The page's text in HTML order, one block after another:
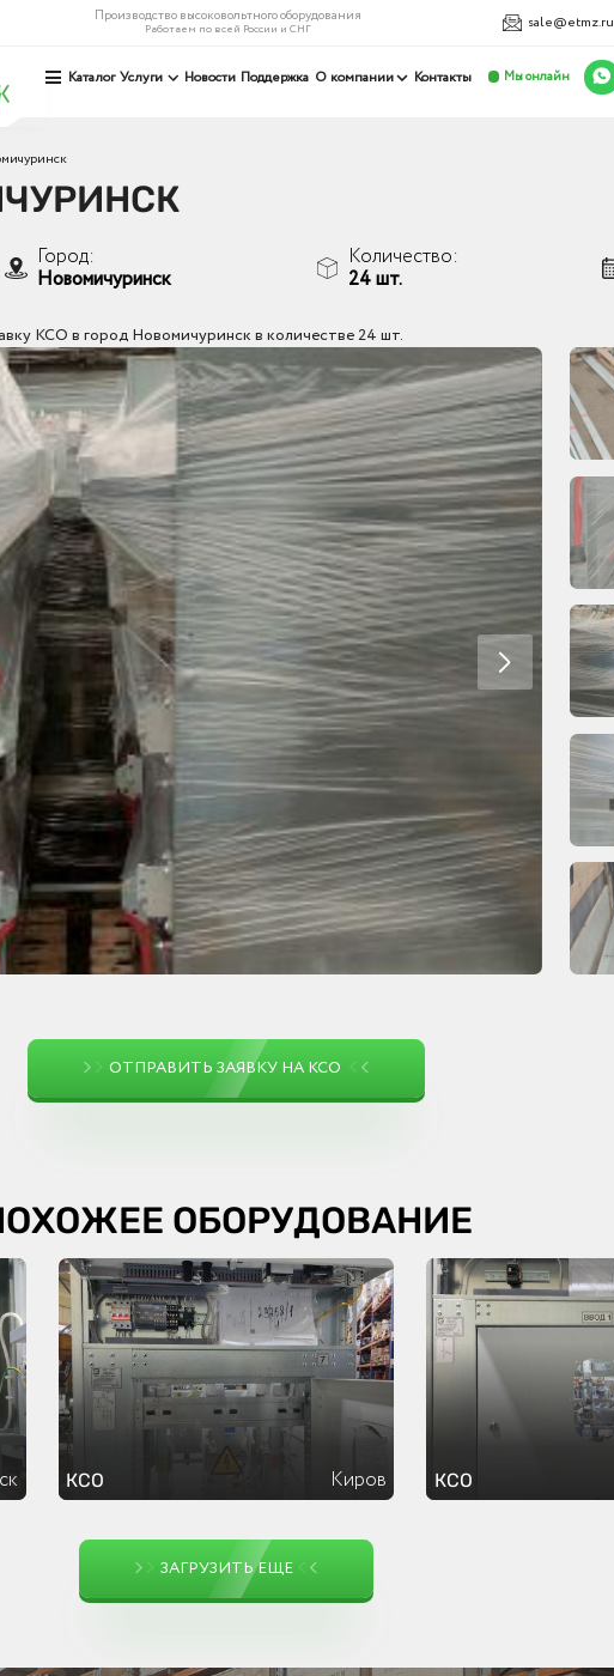
Производство высоковольтного оборудования
Работаем по всей России и СНГ sale@etmz.ru
Каталог Услуги Новости Поддержка О компании Контакты Мы онлайн
Город:
Новомичуринск
Количество:
24 шт.
КСО в город Новомичуринск в количестве 24 шт.
ОТПРАВИТЬ ЗАЯВКУ НА КСО
ОБОРУДОВАНИЕ
КСО Киров КСО
ЗАГРУЗИТЬ ЕЩЕ